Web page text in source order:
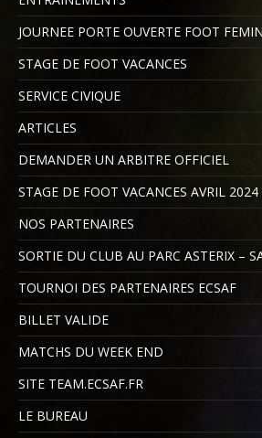
JOURNEE PORTE OUVERTE FOOT
STAGE DE FOOT VACANCES
SERVICE CIVIQUE
ARTICLES
DEMANDER UN ARBITRE OFFICIEL
STAGE DE FOOT VACANCES AVRIL 2024
NOS PARTENAIRES
SORTIE DU CLUB AU PARC ASTERIX –
TOURNOI DES PARTENAIRES ECSAF
BILLET VALIDE
MATCHS DU WEEK END
SITE TEAM.ECSAF.FR
LE BUREAU